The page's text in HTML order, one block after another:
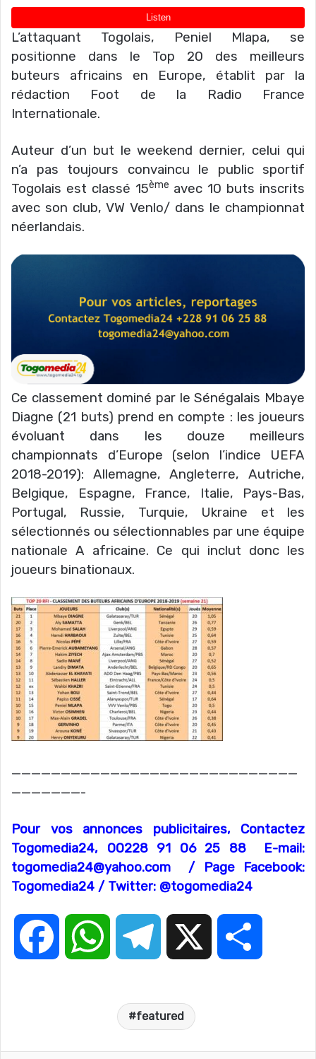
L’attaquant Togolais, Peniel Mlapa, se
positionne dans le Top 20 des meilleurs
buteurs africains en Europe, établit par la
rédaction Foot de la Radio France
Internationale.
Auteur d’un but le weekend dernier, celui qui
n’a pas toujours convaincu le public sportif
Togolais est classé 15ème avec 10 buts inscrits
avec son club, VW Venlo/ dans le championnat
néerlandais.
Ce classement dominé par le Sénégalais Mbaye
Diagne (21 buts) prend en compte : les joueurs
évoluant dans les douze meilleurs
championnats d’Europe (selon l’indice UEFA
2018-2019): Allemagne, Angleterre, Autriche,
Belgique, Espagne, France, Italie, Pays-Bas,
Portugal, Russie, Turquie, Ukraine et les
sélectionnés ou sélectionnables par une équipe
nationale A africaine. Ce qui inclut donc les
joueurs binationaux.
—————————————————————————————
———————-
Pour vos annonces publicitaires, Contactez
Togomedia24, 00228 91 06 25 88 E-mail:
togomedia24@yahoo.com / Page Facebook:
Togomedia24 / Twitter: @togomedia24
l
featured